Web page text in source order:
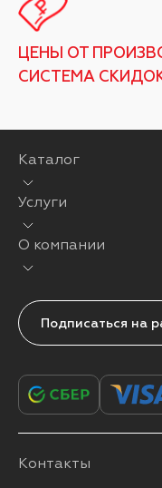
ЦЕНЫ ОТ
СИСТЕМА
Каталог
Услуги
О компании
Контакты